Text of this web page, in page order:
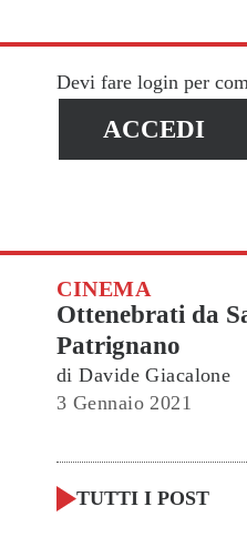
Devi fare login per
ACCEDI
CINEMA
Ottenebrati da
Patrignano
di Davide Giacalone
3 Gennaio 2021
TUTTI I POST